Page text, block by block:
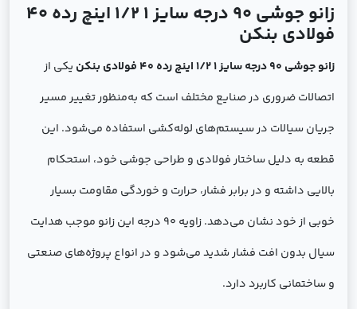
زانو جوشی 90 درجه سایز 1 1/2 اینچ رده 40
فولادی بنکن
زانو جوشی 90 درجه سایز 1 1/2 اینچ رده 40 فولادی بنکن
یکی از
اتصالات ضروری در صنایع مختلف است که به‌منظور تغییر مسیر
جریان سیالات در سیستم‌های لوله‌کشی استفاده می‌شود. این
قطعه به دلیل ساختار فولادی و طراحی جوشی خود، استحکام
بالایی داشته و در برابر فشار، حرارت و خوردگی مقاومت بسیار
خوبی از خود نشان می‌دهد. زاویه 90 درجه این زانو موجب هدایت
سیال بدون افت فشار شدید می‌شود و در انواع پروژه‌های صنعتی
و ساختمانی کاربرد دارد.